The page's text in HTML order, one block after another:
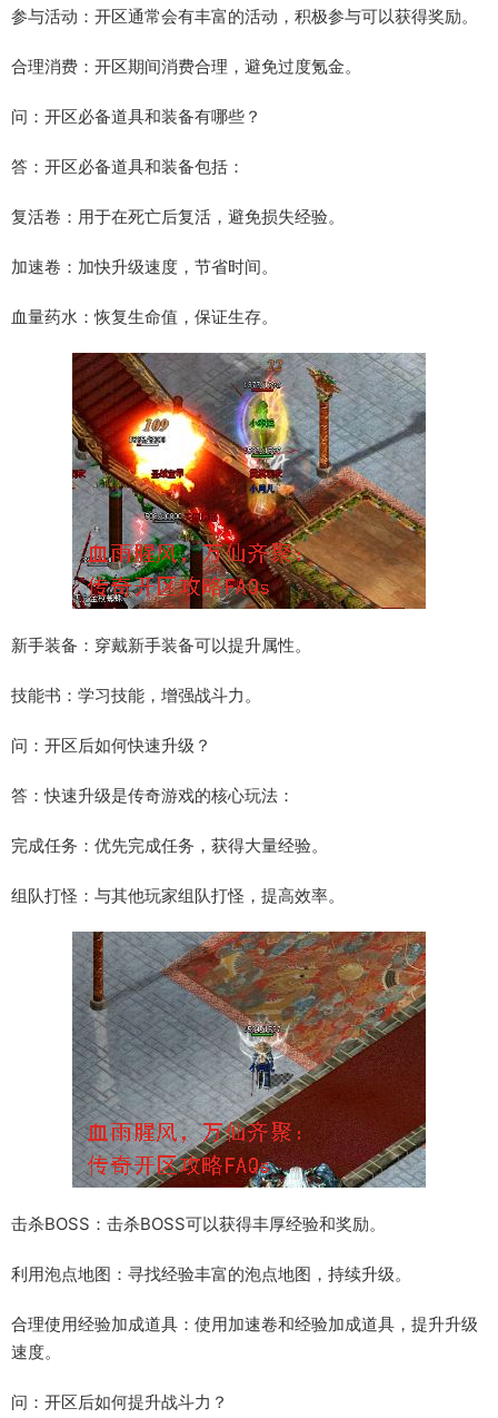
参与活动：开区通常会有丰富的活动，积极参与可以获得奖励。
合理消费：开区期间消费合理，避免过度氪金。
问：开区必备道具和装备有哪些？
答：开区必备道具和装备包括：
复活卷：用于在死亡后复活，避免损失经验。
加速卷：加快升级速度，节省时间。
血量药水：恢复生命值，保证生存。
新手装备：穿戴新手装备可以提升属性。
技能书：学习技能，增强战斗力。
问：开区后如何快速升级？
答：快速升级是传奇游戏的核心玩法：
完成任务：优先完成任务，获得大量经验。
组队打怪：与其他玩家组队打怪，提高效率。
击杀BOSS：击杀BOSS可以获得丰厚经验和奖励。
利用泡点地图：寻找经验丰富的泡点地图，持续升级。
合理使用经验加成道具：使用加速卷和经验加成道具，提升升级
速度。
问：开区后如何提升战斗力？